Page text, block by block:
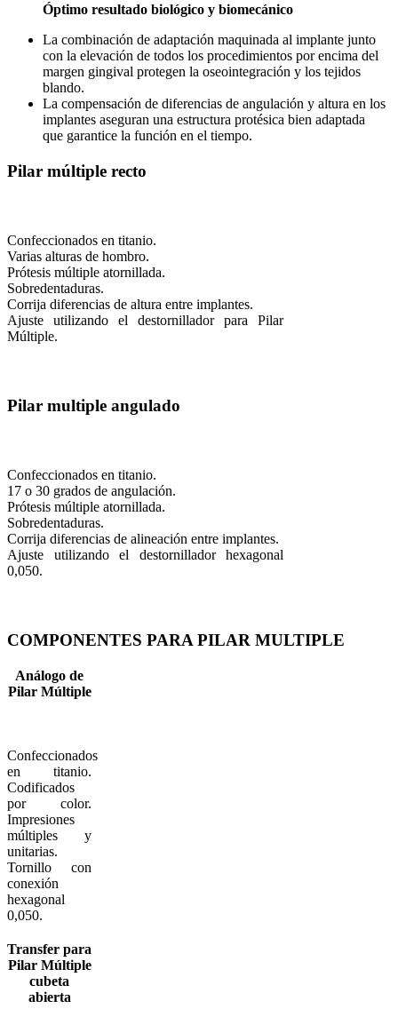
Óptimo resultado biológico y biomecánico
La combinación de adaptación maquinada al implante junto
con la elevación de todos los procedimientos por encima del
margen gingival protegen la oseointegración y los tejidos
blando.
La compensación de diferencias de angulación y altura en los
implantes aseguran una estructura protésica bien adaptada
que garantice la función en el tiempo.
Pilar múltiple recto
Confeccionados en titanio.
Varias alturas de hombro.
Prótesis múltiple atornillada.
Sobredentaduras.
Corrija diferencias de altura entre implantes.
Ajuste utilizando el destornillador para Pilar
Múltiple.
Pilar multiple angulado
Confeccionados en titanio.
17 o 30 grados de angulación.
Prótesis múltiple atornillada.
Sobredentaduras.
Corrija diferencias de alineación entre implantes.
Ajuste utilizando el destornillador hexagonal
0,050.
COMPONENTES PARA PILAR MULTIPLE
Análogo de
Pilar Múltiple
Confeccionados
en titanio.
Codificados
por color.
Impresiones
múltiples y
unitarias.
Tornillo con
conexión
hexagonal
0,050.
Transfer para
Pilar Múltiple
cubeta
abierta